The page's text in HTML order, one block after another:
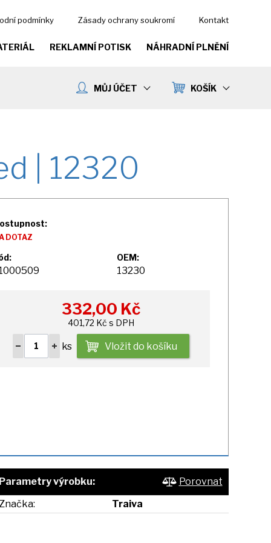
podmínky Zásady ochrany soukromí Kontakt
REKLAMNÍ POTISK NÁHRADNÍ PLNĚNÍ
KOŠÍK
MŮJ ÚČET
| 12320
DOTAZ
OEM:
13230
332,00 Kč
401,72 Kč s DPH
ks Vložit do košíku
Parametry výrobku:
Porovnat
Traiva